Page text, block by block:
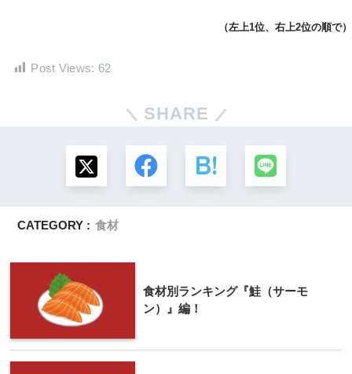
（左上1位、右上2位の順で）
Post Views: 62
SHARE
CATEGORY : 食材
食材別ランキング『鮭（サーモ
ン）』編！